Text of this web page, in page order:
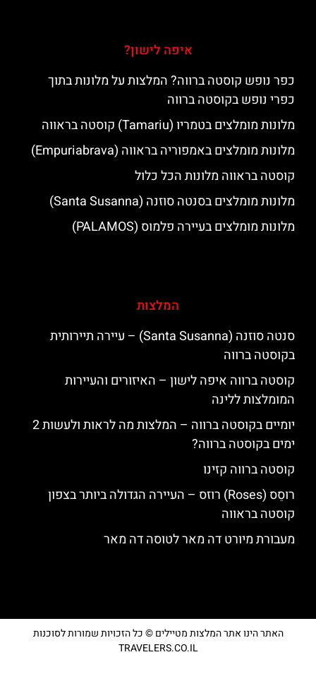
איפה לישון?
כפר נופש קוסטה ברווה? המלצות על מלונות בתוך
כפרי נופש בקוסטה ברווה
מלונות מומלצים בטמריו (Tamariu) קוסטה בראווה
מלונות מומלצים באמפוריה בראווה (Empuriabrava)
קוסטה בראווה מלונות הכל כלול
מלונות מומלצים בסנטה סוזנה (Santa Susanna)
מלונות מומלצים בעיירה פלמוס (PALAMOS)
המלצות
סנטה סוזנה (Santa Susanna) – עיירה תיירותית
בקוסטה ברווה
קוסטה ברווה איפה לישון – האיזורים והעיירות
המומלצות ללינה
יומיים בקוסטה ברווה – המלצות מה לראות ולעשות 2
ימים בקוסטה ברווה?
קוסטה ברווה קזינו
רוסֵס (Roses) רוזס – העיירה הגדולה ביותר בצפון
קוסטה בראווה
מעבורת מיורט דה מאר לטוסה דה מאר
האתר הינו אתר המלצות מטיילים © כל הזכויות שמורות לסוכנות
TRAVELERS.CO.IL